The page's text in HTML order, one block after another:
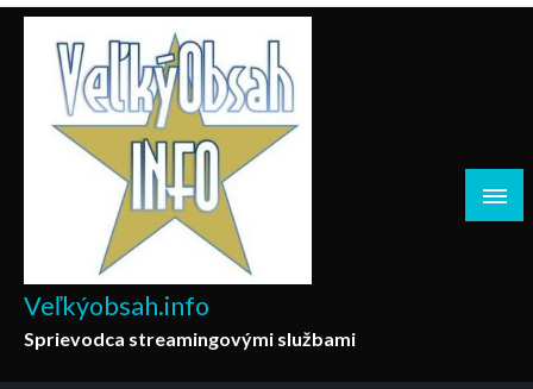
Skip
content
Veľkýobsah.info
Sprievodca streamingovými službami